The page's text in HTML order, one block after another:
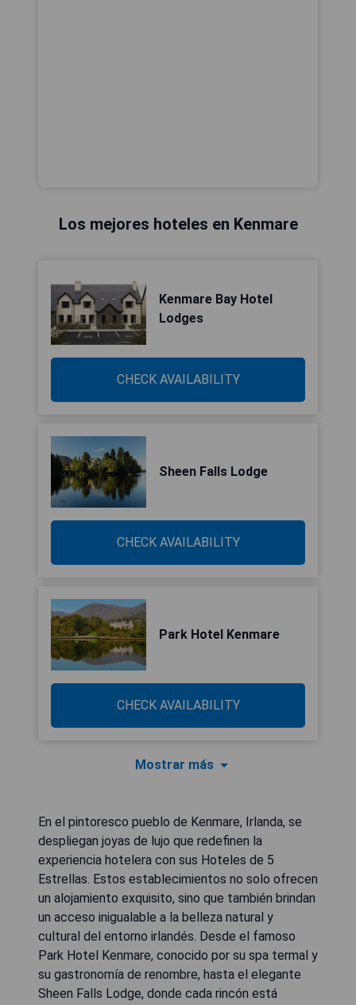
Los mejores hoteles en Kenmare
Kenmare Bay Hotel
Lodges
CHECK AVAILABILITY
Sheen Falls Lodge
CHECK AVAILABILITY
Park Hotel Kenmare
CHECK AVAILABILITY
Mostrar más
En el pintoresco pueblo de Kenmare, Irlanda, se
despliegan joyas de lujo que redefinen la
experiencia hotelera con sus Hoteles de 5
Estrellas. Estos establecimientos no solo ofrecen
un alojamiento exquisito, sino que también brindan
un acceso inigualable a la belleza natural y
cultural del entorno irlandés. Desde el famoso
Park Hotel Kenmare, conocido por su spa termal y
su gastronomía de renombre, hasta el elegante
Sheen Falls Lodge, donde cada rincón está